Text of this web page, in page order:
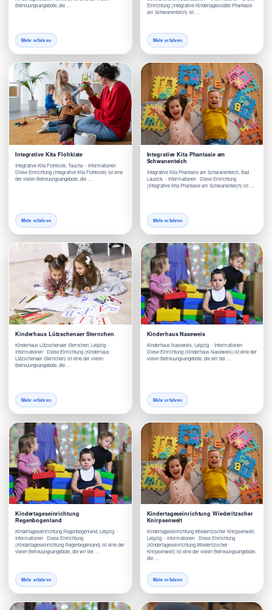
Betreuungsangebote, die …
Mehr erfahren
Einrichtung (Integrative Kindertagesstätte Phantasie
am Schwanenteich) ist …
Mehr erfahren
Integrative Kita Flohkiste
Integrative Kita Flohkiste, Taucha - Informationen
Diese Einrichtung (Integrative Kita Flohkiste) ist eine
der vielen Betreuungsangebote, die …
Mehr erfahren
Integrative Kita Phantasie am
Schwanenteich
Integrative Kita Phantasie am Schwanenteich, Bad
Lausick - Informationen Diese Einrichtung
(Integrative Kita Phantasie am Schwanenteich) ist …
Mehr erfahren
Kinderhaus Lützschenaer Sternchen
Kinderhaus Lützschenaer Sternchen, Leipzig -
Informationen Diese Einrichtung (Kinderhaus
Lützschenaer Sternchen) ist eine der vielen
Betreuungsangebote, die …
Mehr erfahren
Kinderhaus Naseweis
Kinderhaus Naseweis, Leipzig - Informationen
Diese Einrichtung (Kinderhaus Naseweis) ist eine der
vielen Betreuungsangebote, die wir bei …
Mehr erfahren
Kindertageseinrichtung
Regenbogenland
Kindertageseinrichtung Regenbogenland, Leipzig -
Informationen Diese Einrichtung
(Kindertageseinrichtung Regenbogenland) ist eine der
vielen Betreuungsangebote, die wir bei …
Mehr erfahren
Kindertageseinrichtung Wiederitzscher
Knirpsenwelt
Kindertageseinrichtung Wiederitzscher Knirpsenwelt,
Leipzig - Informationen Diese Einrichtung
(Kindertageseinrichtung Wiederitzscher
Knirpsenwelt) ist eine der vielen Betreuungsangebote,
die …
Mehr erfahren